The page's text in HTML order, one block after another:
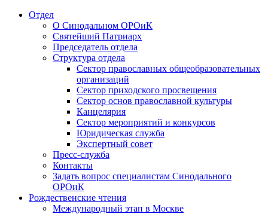
Отдел
О Синодальном ОРОиК
Святейший Патриарх
Председатель отдела
Структура отдела
Сектор православных общеобразовательных
организаций
Сектор приходского просвещения
Сектор основ православной культуры
Канцелярия
Сектор мероприятий и конкурсов
Юридическая служба
Экспертный совет
Пресс-служба
Контакты
Задать вопрос специалистам Синодального
ОРОиК
Рождественские чтения
Международный этап в Москве